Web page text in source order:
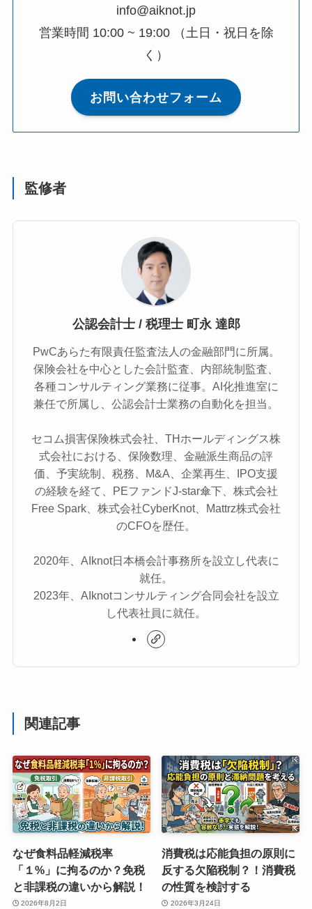
info@aiknot.jp
営業時間 10:00 ~ 19:00 （土日・祝日を除
く）
お問い合わせフォーム
監修者
公認会計士 / 税理士 町永 達郎
PwCあらた有限責任監査法人の金融部門に所属。
保険会社を中心とした会計監査、内部統制監査、
各種コンサルティング業務に従事。AI化推進室に
兼任で所属し、公認会計士業務の自動化を担当。
セコム損害保険株式会社、THホールディングス株
式会社における、保険数理、金融派生商品の評
価、予実統制、税務、M&A、企業再生、IPO支援
の経験を経て、PEファンドJ-star傘下、株式会社
Free Spark、株式会社CyberKnot、Mattrz株式会社
のCFOを歴任。
2020年、AIknot日本橋会計事務所を設立し代表に
就任。
2023年、AIknotコンサルティング合同会社を設立
し代表社員に就任。
関連記事
なぜ食料品軽減税率
「１%」に拘るのか？免税
と非課税の違いから解説！
2026年8月2日
消費税は応能負担の原則に
反する欠陥税制？！消費税
の性質を検討する
2026年3月24日